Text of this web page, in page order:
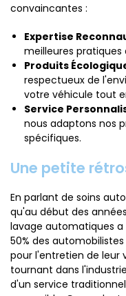
convaincantes :
Expertise
meilleures
Produits
respectueux de
votre véhicule tout
Service
nous adaptons nos
spécifiques.
Une petite
En parlant de soins
qu'au début des
lavage automatiques a
50% des
pour l'entretien de leur
tournant dans
d'un service